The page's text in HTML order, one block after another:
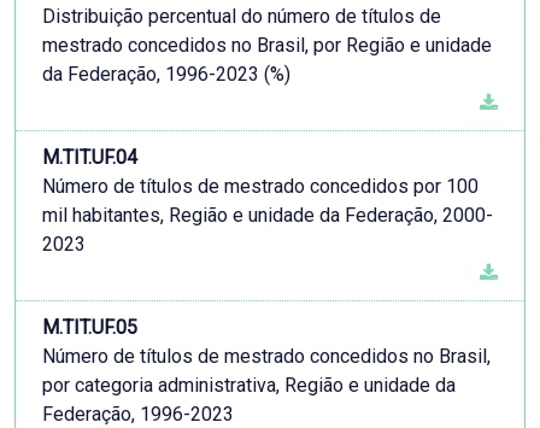
Distribuição percentual do número de títulos de
mestrado concedidos no Brasil, por Região e unidade
da Federação, 1996-2023 (%)
M.TIT.UF.04
Número de títulos de mestrado concedidos por 100
mil habitantes, Região e unidade da Federação, 2000-
2023
M.TIT.UF.05
Número de títulos de mestrado concedidos no Brasil,
por categoria administrativa, Região e unidade da
Federação, 1996-2023